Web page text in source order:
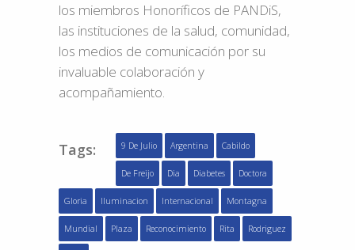
los miembros Honoríficos de PANDiS,
las instituciones de la salud, comunidad,
los medios de comunicación por su
invaluable colaboración y
acompañamiento.
Tags: 9 De Julio Argentina Cabildo
De Freijo Dia Diabetes Doctora
Gloria Iluminacion Internacional Montagna
Mundial Plaza Reconocimiento Rita Rodriguez